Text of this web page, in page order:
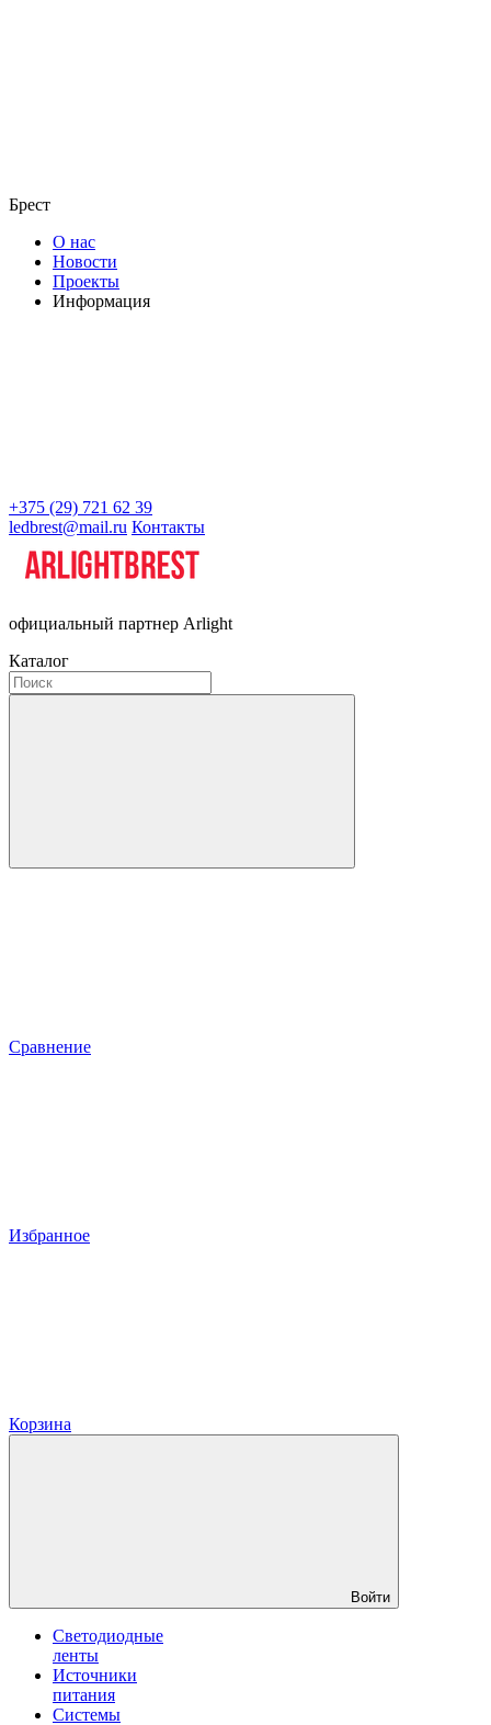
Брест
О нас
Новости
Проекты
Информация
+375 (29) 721 62 39
ledbrest@mail.ru Контакты
официальный партнер Arlight
Каталог
Сравнение
Избранное
Корзина
Войти
Светодиодные
ленты
Источники
питания
Системы